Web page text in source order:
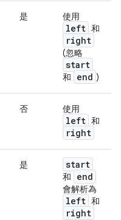
是 使用
left 和
right
(忽略
start
和 end )
否 使用
left 和
right
是 start
和 end
會解析為
left 和
right